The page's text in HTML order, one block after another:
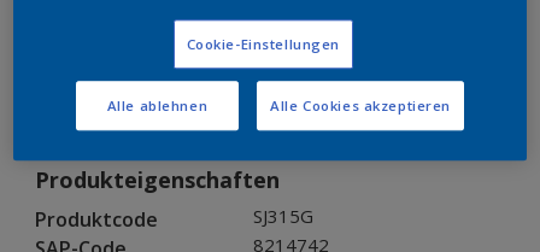
Muster bestellen
Bestellen Sie direkt im Webshop
Produkteigenschaften
Produktcode SJ315G
8214742
Cookie-Einstellungen
Alle ablehnen Alle Cookies akzeptieren